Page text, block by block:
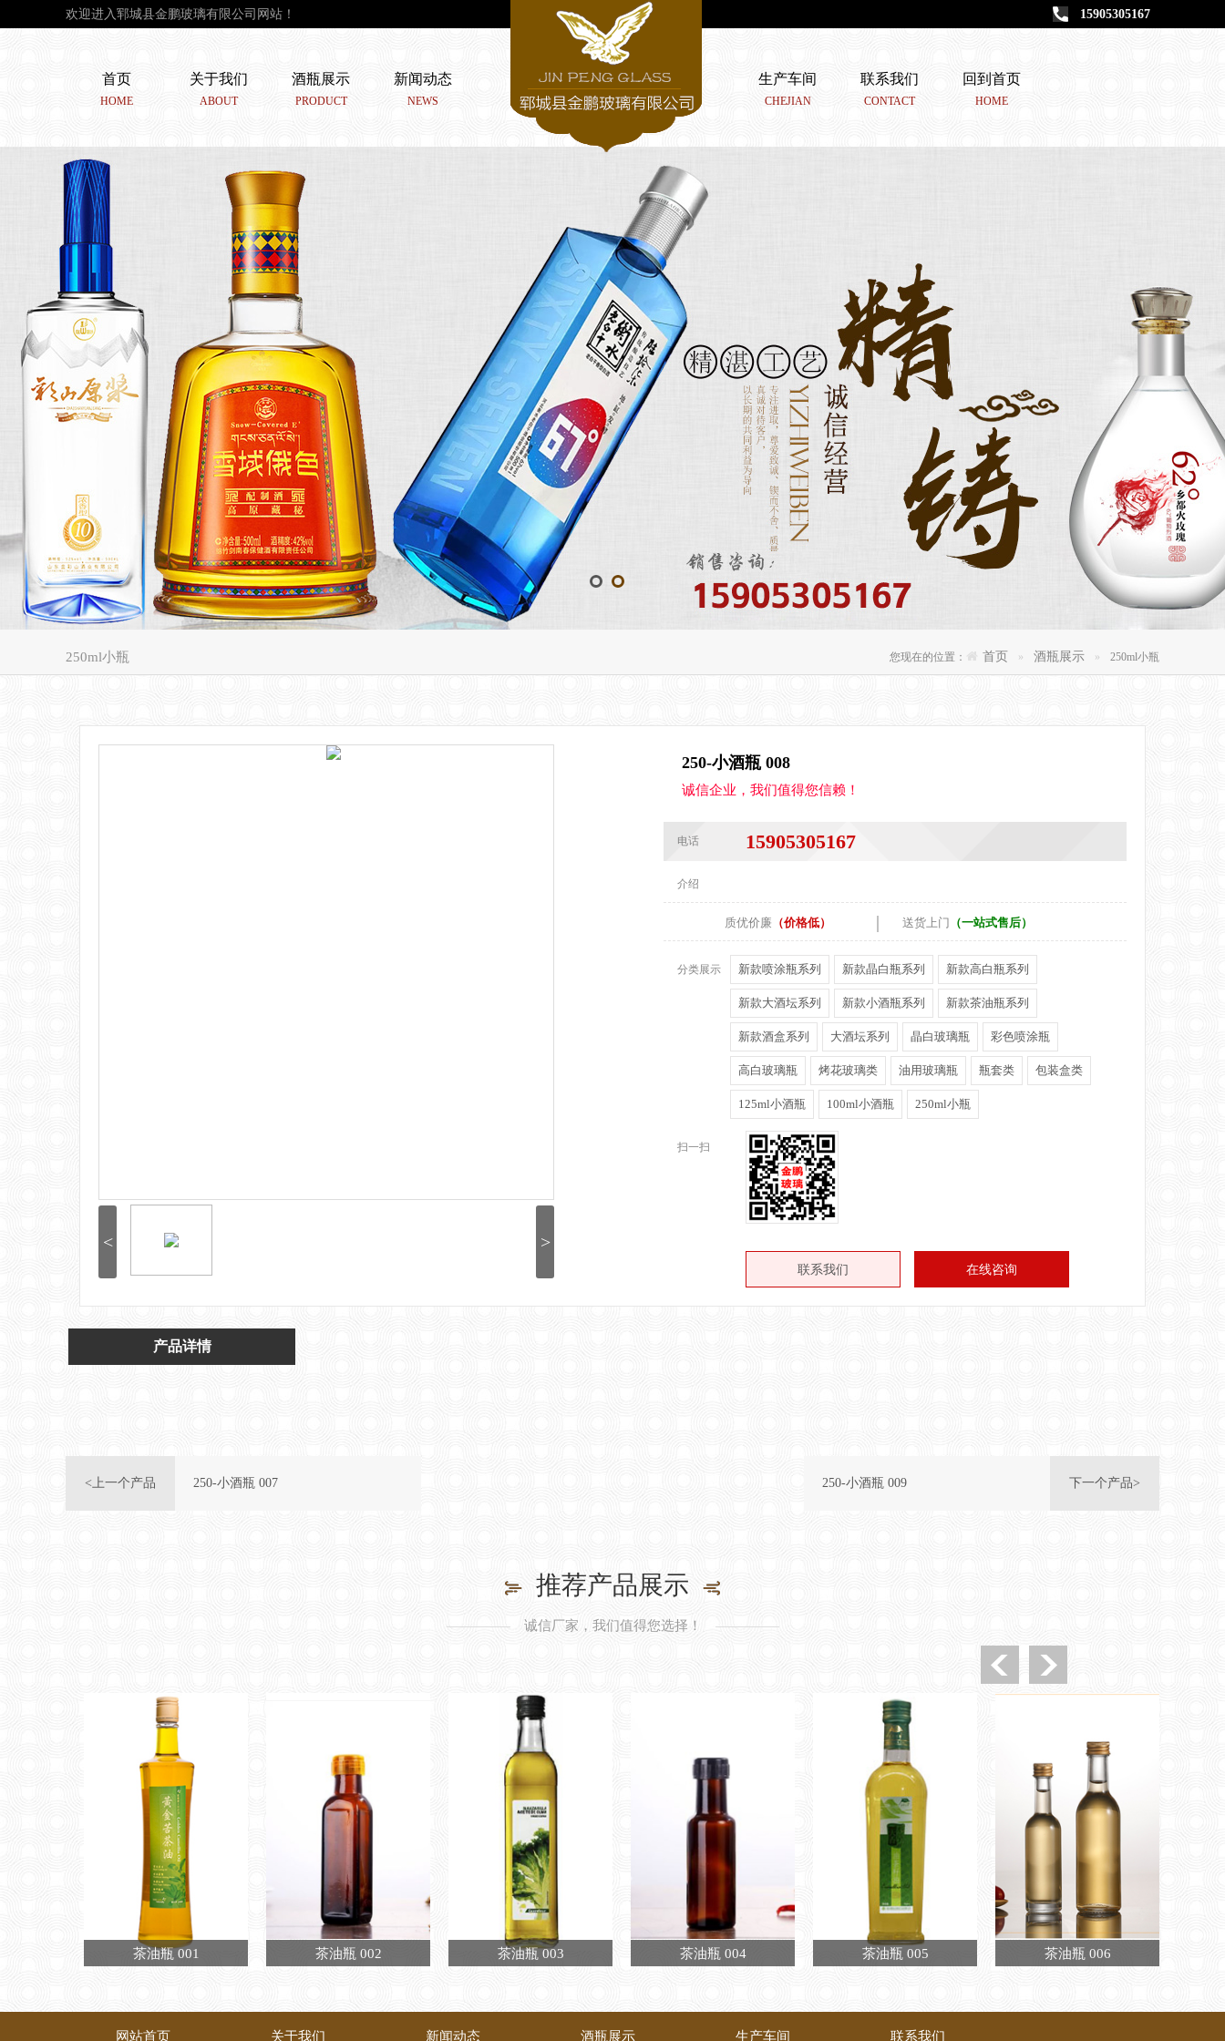
欢迎进入郓城县金鹏玻璃有限公司网站！ 15905305167
首页
HOME
关于我们
ABOUT
酒瓶展示
PRODUCT
新闻动态
NEWS
生产车间
CHEJIAN
联系我们
CONTACT
回到首页
HOME
250ml小瓶 您现在的位置： 首页 酒瓶展示 250ml小瓶
< >
250-小酒瓶 008
诚信企业，我们值得您信赖！
电话 15905305167
介绍
质优价廉 （价格低） | 送货上门 （一站式售后）
分类展示 新款喷涂瓶系列 新款晶白瓶系列 新款高白瓶系列
新款大酒坛系列 新款小酒瓶系列 新款茶油瓶系列
新款酒盒系列 大酒坛系列 晶白玻璃瓶 彩色喷涂瓶
高白玻璃瓶 烤花玻璃类 油用玻璃瓶 瓶套类 包装盒类
125ml小酒瓶 100ml小酒瓶 250ml小瓶
扫一扫
联系我们 在线咨询
产品详情
<上一个产品 250-小酒瓶 007 下一个产品>
250-小酒瓶 009
推荐产品展示
诚信厂家，我们值得您选择！
茶油瓶 001 茶油瓶 002 茶油瓶 003 茶油瓶 004 茶油瓶 005 茶油瓶 006
网站首页 关于我们 新闻动态 酒瓶展示 生产车间 联系我们